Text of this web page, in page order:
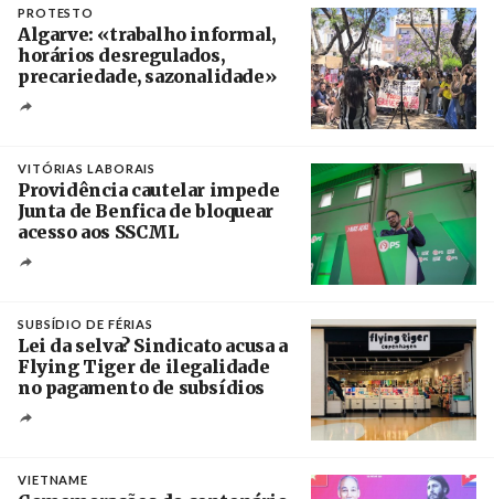
PROTESTO
Algarve: «trabalho informal,
horários desregulados,
precariedade, sazonalidade»
VITÓRIAS LABORAIS
Providência cautelar impede
Junta de Benfica de bloquear
acesso aos SSCML
SUBSÍDIO DE FÉRIAS
Lei da selva? Sindicato acusa a
Flying Tiger de ilegalidade
no pagamento de subsídios
VIETNAME